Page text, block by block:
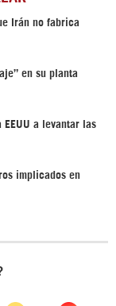
Irán no fabrica
en su planta
EEUU a levantar las
implicados en